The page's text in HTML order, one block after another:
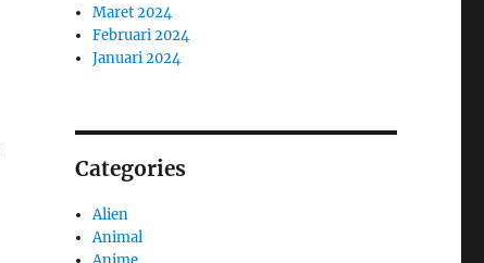
Maret 2024
Februari 2024
Januari 2024
Categories
Alien
Animal